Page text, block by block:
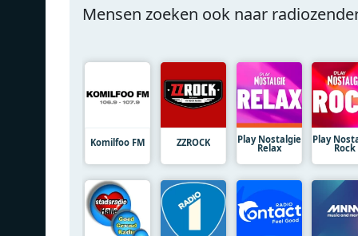
Mensen zoeken ook naar
Komilfoo FM ZZROCK Play Nostalgie
Relax
Play
Rock